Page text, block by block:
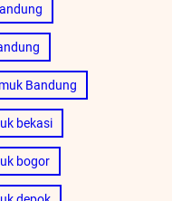
Bandung
bekasi
bogor